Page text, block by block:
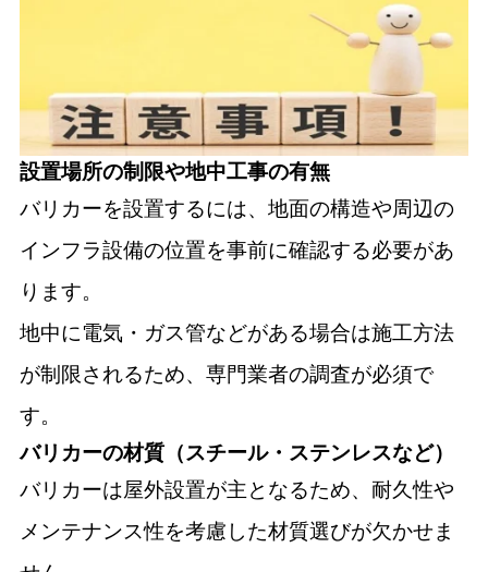
設置場所の制限や地中工事の有無
バリカーを設置するには、地面の構造や周辺の
インフラ設備の位置を事前に確認する必要があ
ります。
地中に電気・ガス管などがある場合は施工方法
が制限されるため、専門業者の調査が必須で
す。
バリカーの材質（スチール・ステンレスなど）
バリカーは屋外設置が主となるため、耐久性や
メンテナンス性を考慮した材質選びが欠かせま